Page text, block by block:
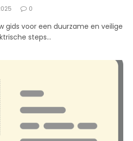
0
gids voor een duurzame en veilige
steps…